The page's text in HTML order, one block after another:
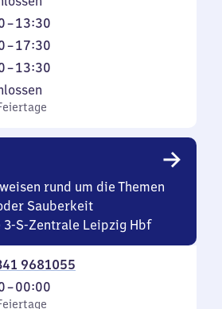
–13:30
–17:30
–13:30
rund um die Themen
Sauberkeit
S-Zentrale Leipzig Hbf
9681055
–00:00